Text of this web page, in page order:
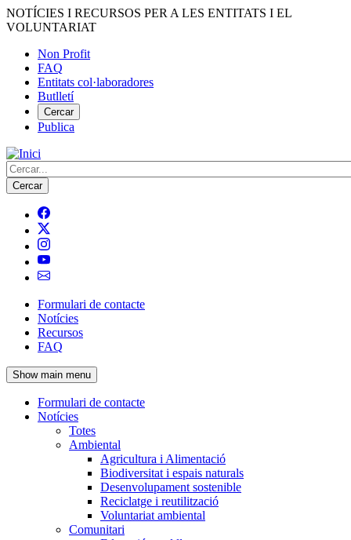
Vés
al
NOTÍCIES I RECURSOS PER A LES ENTITATS I EL
VOLUNTARIAT
Menú
del
compte
d'usuari
Non Profit
FAQ
Entitats col·laboradores
Butlletí
Cercar
Publica
Cerca
Navegació
principal
de
l'encapçalament
Formulari de contacte
Notícies
Recursos
FAQ
Show main menu
Navegació
principal
Formulari de contacte
Notícies
Totes
Ambiental
Agricultura i Alimentació
Biodiversitat i espais naturals
Desenvolupament sostenible
Reciclatge i reutilització
Voluntariat ambiental
Comunitari